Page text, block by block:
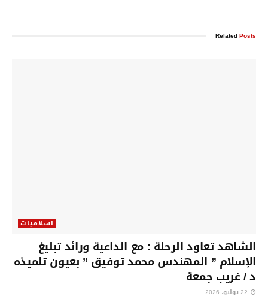
RelatedPosts
اسلاميات
الشاهد تعاود الرحلة : مع الداعية ورائد تبليغ
الإسلام ” المهندس محمد توفيق ” بعيون تلميذه
د / غريب جمعة